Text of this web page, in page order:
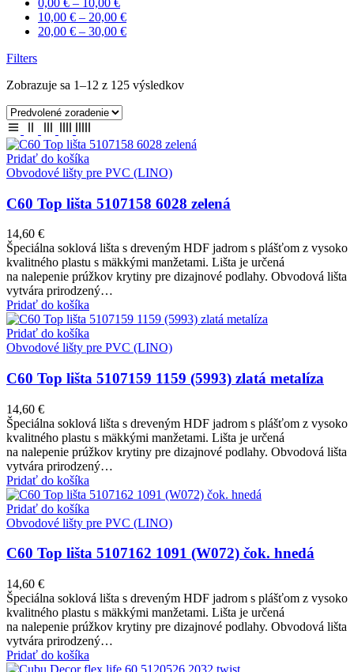
10,00 € – 20,00 €
20,00 € – 30,00 €
Filters
Zobrazuje sa 1–12 z 125 výsledkov
Pridať do košíka
Obvodové lišty pre PVC (LINO)
C60 Top lišta 5107158 6028 zelená
14,60 €
Špeciálna soklová lišta s dreveným HDF jadrom s plášťom z vysoko
kvalitného plastu s mäkkými manžetami. Lišta je určená
na nalepenie prúžkov krytiny pre dizajnové podlahy. Obvodová lišta
vytvára prirodzený…
Pridať do košíka
Pridať do košíka
Obvodové lišty pre PVC (LINO)
C60 Top lišta 5107159 1159 (5993) zlatá metalíza
14,60 €
Špeciálna soklová lišta s dreveným HDF jadrom s plášťom z vysoko
kvalitného plastu s mäkkými manžetami. Lišta je určená
na nalepenie prúžkov krytiny pre dizajnové podlahy. Obvodová lišta
vytvára prirodzený…
Pridať do košíka
Pridať do košíka
Obvodové lišty pre PVC (LINO)
C60 Top lišta 5107162 1091 (W072) čok. hnedá
14,60 €
Špeciálna soklová lišta s dreveným HDF jadrom s plášťom z vysoko
kvalitného plastu s mäkkými manžetami. Lišta je určená
na nalepenie prúžkov krytiny pre dizajnové podlahy. Obvodová lišta
vytvára prirodzený…
Pridať do košíka